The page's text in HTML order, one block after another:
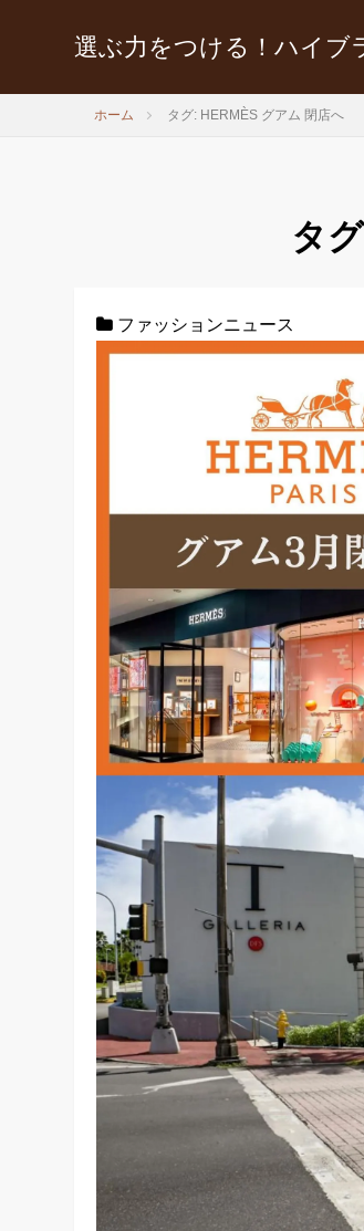
選ぶ力をつける！ハイブ
ホーム タグ: HERMÈS グアム 閉店へ
タ
ファッションニュース